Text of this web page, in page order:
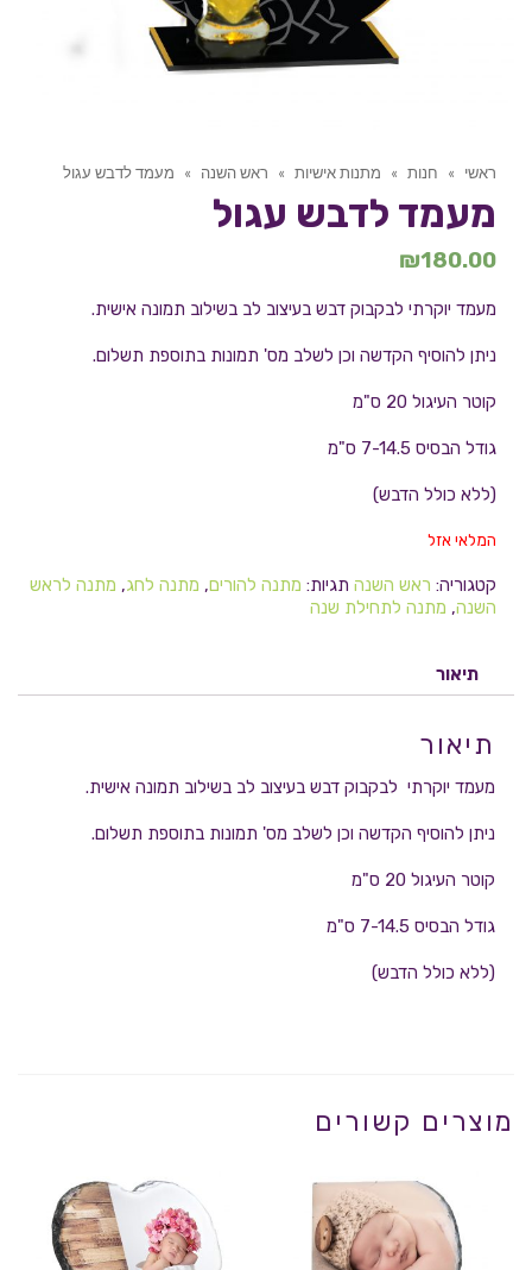
ראשי » חנות » מתנות אישיות » ראש השנה » מעמד לדבש עגול
מעמד לדבש עגול
₪180.00
מעמד יוקרתי לבקבוק דבש בעיצוב לב בשילוב תמונה אישית.
ניתן להוסיף הקדשה וכן לשלב מס' תמונות בתוספת תשלום.
קוטר העיגול 20 ס"מ
גודל הבסיס 7-14.5 ס"מ
(ללא כולל הדבש)
המלאי אזל
קטגוריה: ראש השנה תגיות: מתנה להורים, מתנה לחג, מתנה לראש
השנה, מתנה לתחילת שנה
תיאור
תיאור
מעמד יוקרתי לבקבוק דבש בעיצוב לב בשילוב תמונה אישית.
ניתן להוסיף הקדשה וכן לשלב מס' תמונות בתוספת תשלום.
קוטר העיגול 20 ס"מ
גודל הבסיס 7-14.5 ס"מ
(ללא כולל הדבש)
מוצרים קשורים